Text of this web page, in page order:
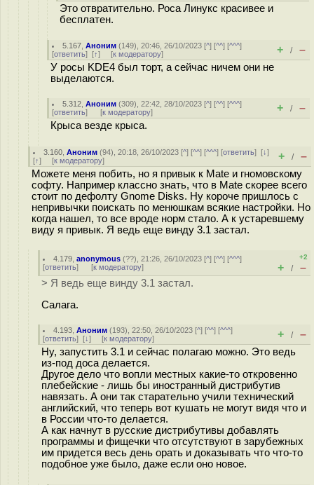
Это отвратительно. Роса Линукс красивее и
бесплатен.
5.167 ,Аноним (149), 20:46, 26/10/2023 [^] [^^] [^^^]
[ответить] [↑] [к модератору] + / –
У росы KDE4 был торт, а сейчас ничем они не
выделаются.
5.312 ,Аноним (309), 22:42, 28/10/2023 [^] [^^] [^^^]
[ответить] [к модератору] + / –
Крыса везде крыса.
3.160 ,Аноним (94), 20:18, 26/10/2023 [^] [^^] [^^^] [ответить][↓]
[↑] [к модератору] + / –
Можете меня побить, но я привык к Mate и гномовскому
софту. Например классно знать, что в Mate скорее всего
стоит по дефолту Gnome Disks. Ну короче пришлось с
непривычки поискать по менюшкам всякие настройки. Но
когда нашел, то все вроде норм стало. А к устаревшему
виду я привык. Я ведь еще винду 3.1 застал.
4.179 ,anonymous (??), 21:26, 26/10/2023 [^] [^^] [^^^]
[ответить] [к модератору]
+2
+ / –
> Я ведь еще винду 3.1 застал.
Салага.
4.193 ,Аноним (193), 22:50, 26/10/2023 [^] [^^] [^^^]
[ответить] [↓] [к модератору] + / –
Ну, запустить 3.1 и сейчас полагаю можно. Это ведь
из-под доса делается.
Другое дело что вопли местных какие-то откровенно
плебейские - лишь бы иностранный дистрибутив
навязать. А они так старательно учили технический
английский, что теперь вот кушать не могут видя что и
в России что-то делается.
А как начнут в русские дистрибутивы добавлять
программы и фищечки что отсутствуют в зарубежных
им придется весь день орать и доказывать что что-то
подобное уже было, даже если оно новое.